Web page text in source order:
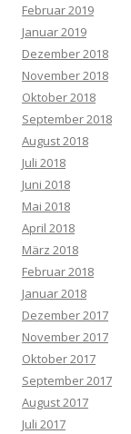
Februar 2019
Januar 2019
Dezember 2018
November 2018
Oktober 2018
September 2018
August 2018
Juli 2018
Juni 2018
Mai 2018
April 2018
März 2018
Februar 2018
Januar 2018
Dezember 2017
November 2017
Oktober 2017
September 2017
August 2017
Juli 2017